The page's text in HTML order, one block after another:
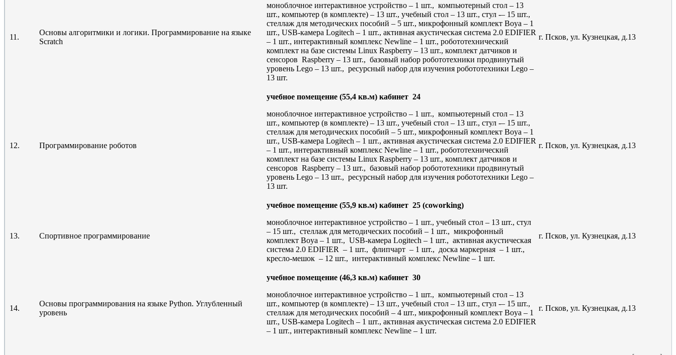
11.
Основы алгоритмики и логики. Программирование на языке
Scratch
моноблочное интерактивное устройство – 1 шт., компьютерный стол – 13
шт., компьютер (в комплекте) – 13 шт., учебный стол – 13 шт., стул -– 15 шт.,
стеллаж для методических пособий – 5 шт., микрофонный комплект Boya – 1
шт., USB-камера Logitech – 1 шт., активная акустическая система 2.0 EDIFIER
– 1 шт., интерактивный комплекс Newline – 1 шт., робототехнический
комплект на базе системы Linux Raspberry – 13 шт., комплект датчиков и
сенсоров Raspberry – 13 шт., базовый набор робототехники продвинутый
уровень Lego – 13 шт., ресурсный набор для изучения робототехники Lego –
13 шт.
г. Псков, ул. Кузнецкая, д.13
12. Программирование роботов
учебное помещение (55,4 кв.м) кабинет 24
моноблочное интерактивное устройство – 1 шт., компьютерный стол – 13
шт., компьютер (в комплекте) – 13 шт., учебный стол – 13 шт., стул -– 15 шт.,
стеллаж для методических пособий – 5 шт., микрофонный комплект Boya – 1
шт., USB-камера Logitech – 1 шт., активная акустическая система 2.0 EDIFIER
– 1 шт., интерактивный комплекс Newline – 1 шт., робототехнический
комплект на базе системы Linux Raspberry – 13 шт., комплект датчиков и
сенсоров Raspberry – 13 шт., базовый набор робототехники продвинутый
уровень Lego – 13 шт., ресурсный набор для изучения робототехники Lego –
13 шт.
г. Псков, ул. Кузнецкая, д.13
13. Спортивное программирование
учебное помещение (55,9 кв.м) кабинет 25 (coworking)
моноблочное интерактивное устройство – 1 шт., учебный стол – 13 шт., стул
– 15 шт., стеллаж для методических пособий – 1 шт., микрофонный
комплект Boya – 1 шт., USB-камера Logitech – 1 шт., активная акустическая
система 2.0 EDIFIER – 1 шт., флипчарт – 1 шт., доска маркерная – 1 шт.,
кресло-мешок – 12 шт., интерактивный комплекс Newline – 1 шт.
г. Псков, ул. Кузнецкая, д.13
14.
Основы программирования на языке Python. Углубленный
уровень
учебное помещение (46,3 кв.м) кабинет 30
моноблочное интерактивное устройство – 1 шт., компьютерный стол – 13
шт., компьютер (в комплекте) – 13 шт., учебный стол – 13 шт., стул -– 15 шт.,
стеллаж для методических пособий – 4 шт., микрофонный комплект Boya – 1
шт., USB-камера Logitech – 1 шт., активная акустическая система 2.0 EDIFIER
– 1 шт., интерактивный комплекс Newline – 1 шт.
г. Псков, ул. Кузнецкая, д.13